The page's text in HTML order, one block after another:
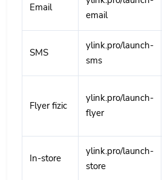
Email
email
SMS
ylink.pro/launch-
sms
Flyer fizic
ylink.pro/launch-
flyer
In-store
ylink.pro/launch-
store